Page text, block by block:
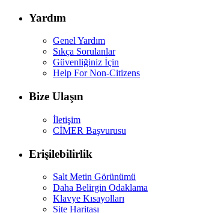
Yardım
Genel Yardım
Sıkça Sorulanlar
Güvenliğiniz İçin
Help For Non-Citizens
Bize Ulaşın
İletişim
CİMER Başvurusu
Erişilebilirlik
Salt Metin Görünümü
Daha Belirgin Odaklama
Klavye Kısayolları
Site Haritası